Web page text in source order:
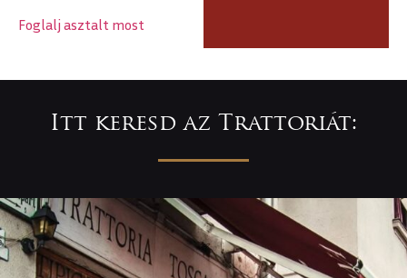
Foglalj asztalt most
Itt keresd az Trattoriát: